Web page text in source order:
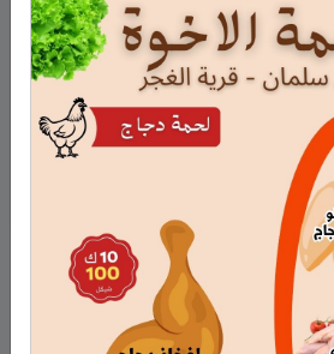
بعوضة
طائرة مسيّرة متناهية الصغر،
تنفيذ مهام تجسس خفية. الدرون،
عسكرية بمقاطعة هونان، يزن أقل
وضعه على طرف الإصبع. وفقًا…